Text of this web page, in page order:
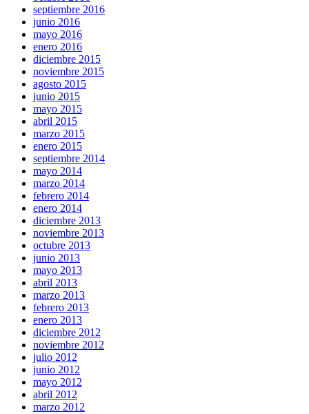
septiembre 2016
junio 2016
mayo 2016
enero 2016
diciembre 2015
noviembre 2015
agosto 2015
junio 2015
mayo 2015
abril 2015
marzo 2015
enero 2015
septiembre 2014
mayo 2014
marzo 2014
febrero 2014
enero 2014
diciembre 2013
noviembre 2013
octubre 2013
junio 2013
mayo 2013
abril 2013
marzo 2013
febrero 2013
enero 2013
diciembre 2012
noviembre 2012
julio 2012
junio 2012
mayo 2012
abril 2012
marzo 2012